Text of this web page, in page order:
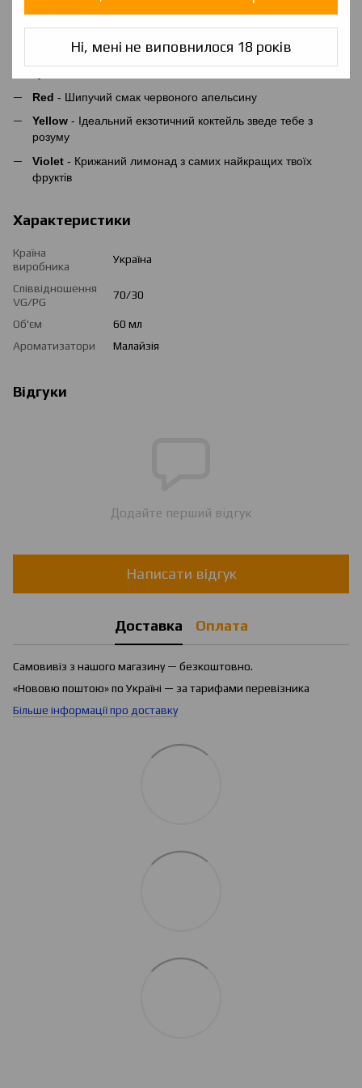
Ні, мені не виповнилося 18 років
Pink- Неповторне сполучення вишні з кислим ківі
- Ніжний десерт з карамелі , лісових горіхів та
Red - Шипучий смак червоного апельсину
Yellow - Ідеальний екзотичний коктейль зведе тебе з
розуму
Violet - Крижаний лимонад з самих найкращих твоїх
фруктів
Характеристики
Країна
виробника
Україна
Співвідношення
VG/PG
70/30
Об'єм
60 мл
Ароматизатори
Малайзія
Відгуки
Додайте перший відгук
Написати відгук
Доставка Оплата
Самовивіз з нашого магазину — безкоштовно.
«Нововю поштою» по Україні — за тарифами перевізника
Більше інформації про доставку